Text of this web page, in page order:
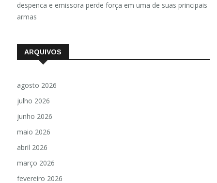
despenca e emissora perde força em uma de suas principais
armas
ARQUIVOS
agosto 2026
julho 2026
junho 2026
maio 2026
abril 2026
março 2026
fevereiro 2026